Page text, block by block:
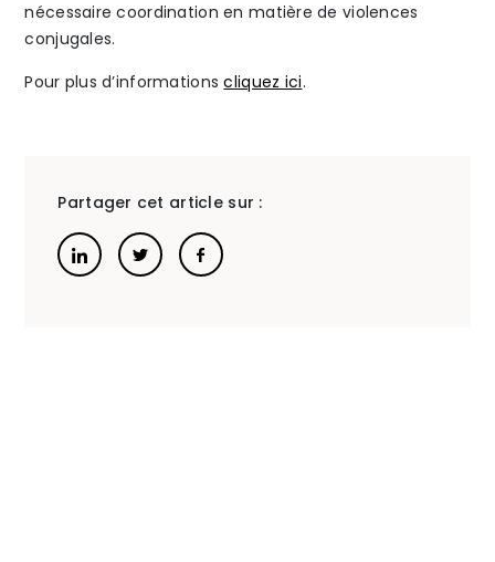
Talents / Contact
nécessaire coordination en matière de violences
conjugales.
Pour plus d’informationscliquez ici.
Partager cet article sur :